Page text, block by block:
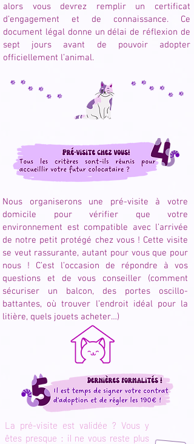
alors vous devrez remplir un certificat
d’engagement et de connaissance. Ce
document légal donne un délai de réflexion de
sept jours avant de pouvoir adopter
officiellement l’animal.
Nous organiserons une pré-visite à votre
domicile pour vérifier que votre
environnement est compatible avec l’arrivée
de notre petit protégé chez vous ! Cette visite
se veut rassurante, autant pour vous que pour
nous ! C’est l’occasion de répondre à vos
questions et de vous conseiller (comment
sécuriser un balcon, des portes oscillo-
battantes, où trouver l’endroit idéal pour la
litière, quels jouets acheter…)
La pré-visite est validée ? Vous y
êtes presque : il ne vous reste plus